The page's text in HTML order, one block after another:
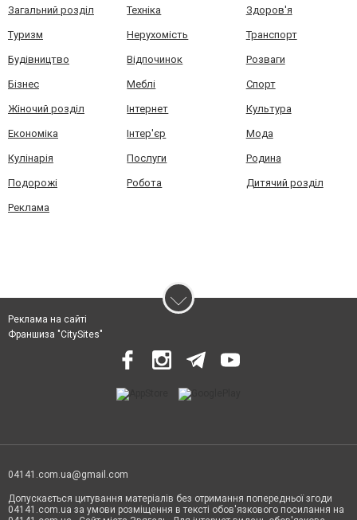
Загальний розділ Техніка Здоров'я
Туризм Нерухомість Транспорт
Будівництво Відпочинок Розваги
Бізнес Меблі Спорт
Жіночий розділ Інтернет Культура
Економіка Інтер'єр Мода
Кулінарія Послуги Родина
Подорожі Робота Дитячий розділ
Реклама
Реклама на сайті
Франшиза "CitySites"
04141.com.ua@gmail.com
Допускається цитування матеріалів без отримання попередньої згоди
04141.com.ua за умови розміщення в тексті обов'язкового посилання на